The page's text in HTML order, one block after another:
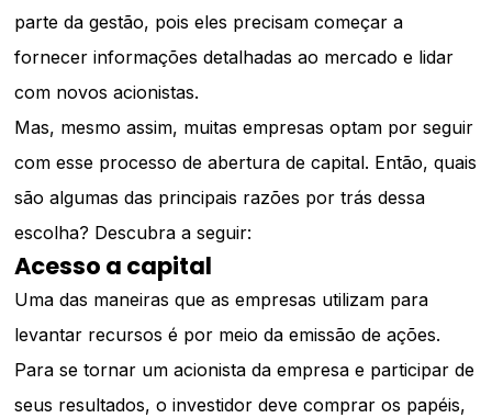
parte da gestão, pois eles precisam começar a
fornecer informações detalhadas ao mercado e lidar
com novos acionistas.
Mas, mesmo assim, muitas empresas optam por seguir
com esse processo de abertura de capital. Então, quais
são algumas das principais razões por trás dessa
escolha? Descubra a seguir:
Acesso a capital
Uma das maneiras que as empresas utilizam para
levantar recursos é por meio da emissão de ações.
Para se tornar um acionista da empresa e participar de
seus resultados, o investidor deve comprar os papéis,